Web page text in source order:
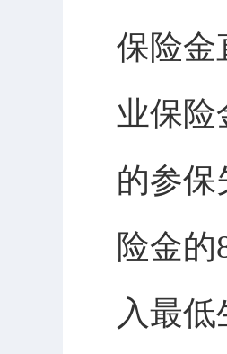
保险金
业保险
的参保
险金
入最